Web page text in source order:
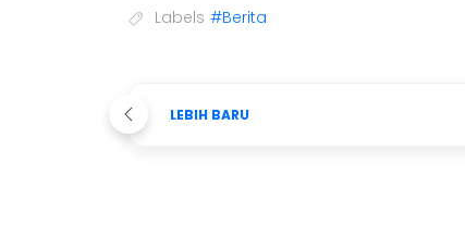
Labels #Berita
LEBIH BARU